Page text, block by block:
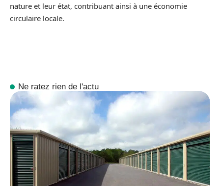
nature et leur état, contribuant ainsi à une économie
circulaire locale.
Ne ratez rien de l'actu